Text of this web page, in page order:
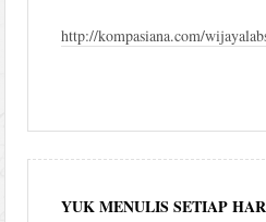
http://kompasiana.com/
YUK MENULIS SETIAP